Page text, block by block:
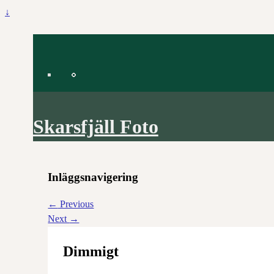
↓
Skarsfjäll Foto
Inläggsnavigering
← Previous
Next →
Dimmigt